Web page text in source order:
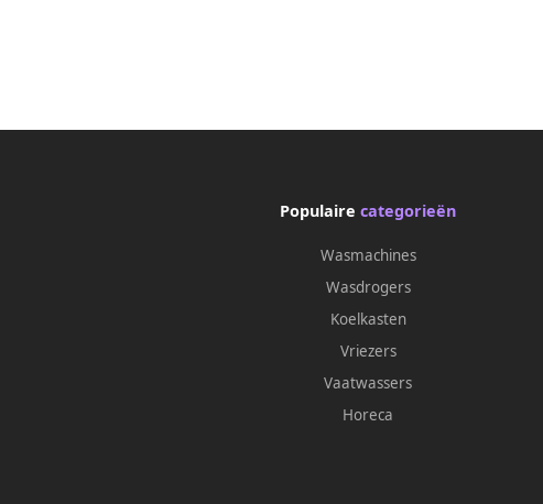
Populaire categorieën
Wasmachines
Wasdrogers
Koelkasten
Vriezers
Vaatwassers
Horeca